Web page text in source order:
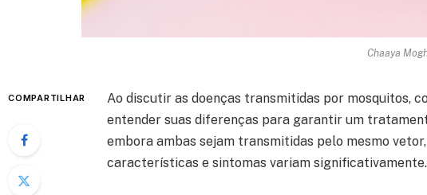
Chaaya
COMPARTILHAR
Ao discutir as doenças transmitidas por mosquitos,
entender suas diferenças para garantir um
embora ambas sejam transmitidas pelo mesmo
características e sintomas variam